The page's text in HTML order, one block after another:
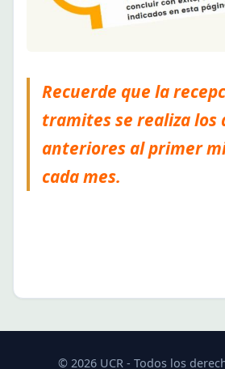
Recuerde que la
tramites se realiza los
anteriores al primer
cada mes.
© 2026 UCR - Todos los